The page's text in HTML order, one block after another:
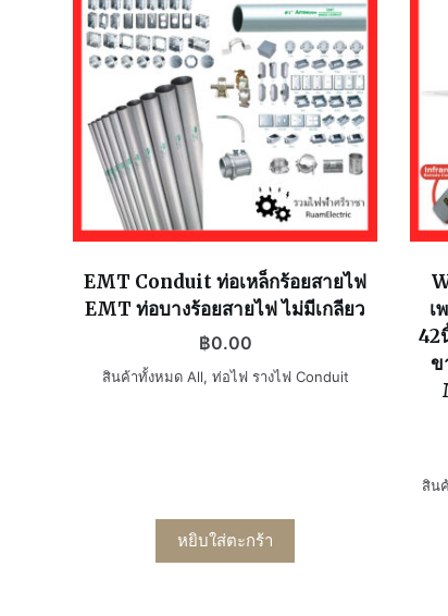
EMT Conduit ท่อเหล็กร้อยสายไฟ
EMT ท่อบางร้อยสายไฟ ไม่มีเกลียว
฿0.00
สินค้าทั้งหมด All, ท่อไฟ รางไฟ Conduit
หยิบใส่ตะกร้า
เ
42
ข
สิน